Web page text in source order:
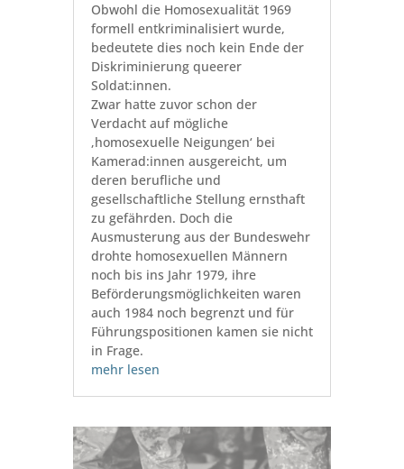
Obwohl die Homosexualität 1969
formell entkriminalisiert wurde,
bedeutete dies noch kein Ende der
Diskriminierung queerer
Soldat:innen.
Zwar hatte zuvor schon der
Verdacht auf mögliche
‚homosexuelle Neigungen‘ bei
Kamerad:innen ausgereicht, um
deren berufliche und
gesellschaftliche Stellung ernsthaft
zu gefährden. Doch die
Ausmusterung aus der Bundeswehr
drohte homosexuellen Männern
noch bis ins Jahr 1979, ihre
Beförderungsmöglichkeiten waren
auch 1984 noch begrenzt und für
Führungspositionen kamen sie nicht
in Frage.
mehr lesen